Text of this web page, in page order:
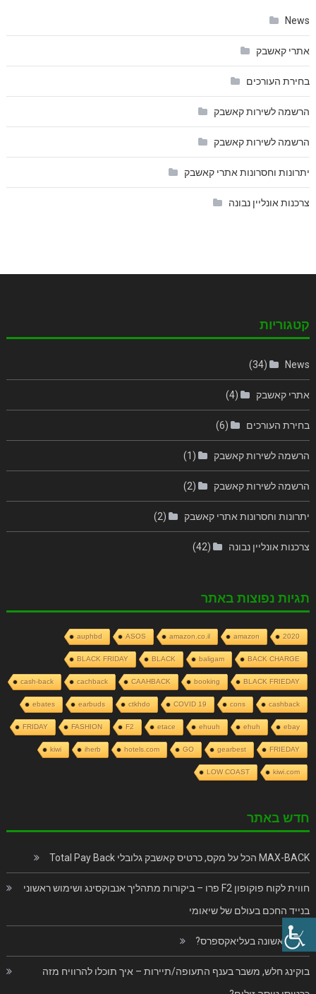
News
אתרי קאשבק
בחירת העורכים
הרשמה לשירות קאשבק
הרשמה לשירות קאשבק
יתרונות וחסרונות אתרי קאשבק
צרכנות אונליין נבונה
קטגוריות
News
(34)
אתרי קאשבק (4)
בחירת העורכים (6)
הרשמה לשירות קאשבק (1)
הרשמה לשירות קאשבק (2)
יתרונות וחסרונות אתרי קאשבק (2)
צרכנות אונליין נבונה (42)
תגיות נפוצות באתר
2020
amazon
amazon.co.il
ASOS
auphbd
BACK CHARGE
baligam
BLACK
BLACK FRIDAY
BLACK FRIEDAY
booking
CAAHBACK
cachback
cash-back
cashback
cons
COVID 19
ctkhdo
earbuds
ebates
ebay
ehuh
ehuuh
etace
F2
FASHION
FRIDAY
FRIEDAY
gearbest
GO
hotels.com
iherb
kiwi
kiwi.com
LOW COAST
חדש באתר
MAX-BACK הכל על מקס, כרטיס קאשבק גלובלי Total Pay Back
חווית לקוח פוקופון F2 פרו – ביקורות מתהליך אנבוקסינג ושימוש ראשוני
בנייד החכם בעולם של שיאומי
פעם ראשונה בעליאקספרס?
בוקינג חלש, משבר בענף התעופה/תיירות – איך תוכלו להרוויח מזה